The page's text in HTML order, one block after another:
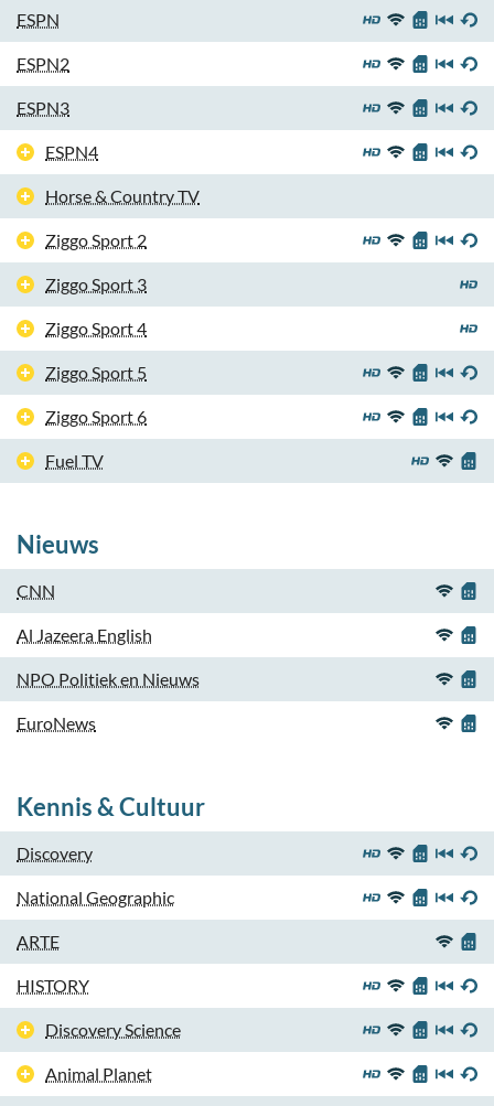
ESPN
ESPN2
ESPN3
ESPN4
Horse & Country TV
Ziggo Sport 2
Ziggo Sport 3
Ziggo Sport 4
Ziggo Sport 5
Ziggo Sport 6
Fuel TV
Nieuws
CNN
Al Jazeera English
NPO Politiek en Nieuws
EuroNews
Kennis & Cultuur
Discovery
National Geographic
ARTE
HISTORY
Discovery Science
Animal Planet